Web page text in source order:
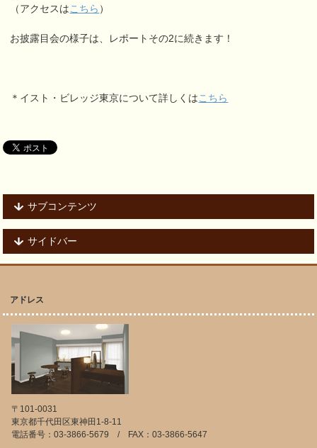
（アクセスはこちら ）
お披露目会の様子は、レポートその2に続きます！
＊イスト・ビレッジ東京について詳しくはこちら
サブコンテンツ
サイドバー
アドレス
〒101-0031
東京都千代田区東神田1-8-11
電話番号：03-3866-5679 / FAX：03-3866-5647